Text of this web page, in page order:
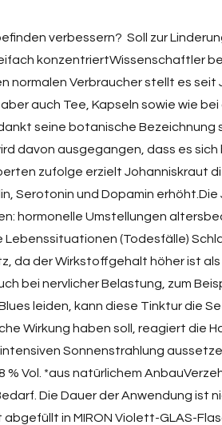
verbessern? Soll zur
konzentriertWissenschaftler
normalen Verbraucher stellt es
aber auch Tee, Kapseln sowie wie
seine botanische
davon ausgegangen, dass es
zufolge erzielt Johanniskraut
Serotonin und Dopamin
hormonelle Umstellungen
Lebenssituationen (Todesfälle)
da der Wirkstoffgehalt höher ist
bei nervlicher Belastung, zum
leiden, kann diese Tinktur die
Wirkung haben soll, reagiert die
intensiven Sonnenstrahlung
% Vol. *aus natürlichem
Die Dauer der Anwendung ist
in MIRON Violett-GLAS-